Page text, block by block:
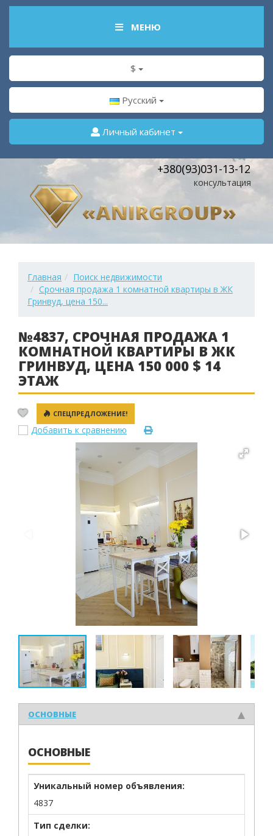
МЕНЮ
$
Русский
Личный кабинет
+380(93)031-13-12
консультация
Главная
Поиск недвижимости
Срочная продажа 1 комнатной квартиры в ЖК
Гринвуд, цена 150...
№4837, СРОЧНАЯ ПРОДАЖА 1
КОМНАТНОЙ КВАРТИРЫ В ЖК
ГРИНВУД, ЦЕНА 150 000 $ 14
ЭТАЖ
СПЕЦПРЕДЛОЖЕНИЕ!
Добавить к сравнению
ОСНОВНЫЕ
ОСНОВНЫЕ
Уникальный номер объявления:
4837
Тип сделки: